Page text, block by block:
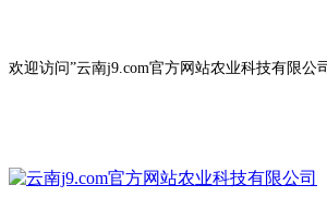
欢迎访问”云南j9.com官方网站农业科技有限公